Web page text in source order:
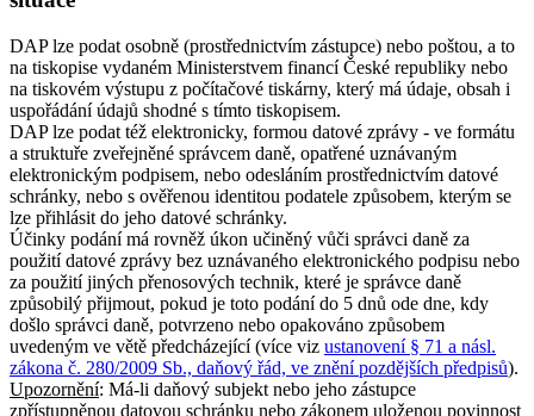
DAP lze podat osobně (prostřednictvím zástupce) nebo poštou, a to
na tiskopise vydaném Ministerstvem financí České republiky nebo
na tiskovém výstupu z počítačové tiskárny, který má údaje, obsah i
uspořádání údajů shodné s tímto tiskopisem.
DAP lze podat též elektronicky, formou datové zprávy - ve formátu
a struktuře zveřejněné správcem daně, opatřené uznávaným
elektronickým podpisem, nebo odesláním prostřednictvím datové
schránky, nebo s ověřenou identitou podatele způsobem, kterým se
lze přihlásit do jeho datové schránky.
Účinky podání má rovněž úkon učiněný vůči správci daně za
použití datové zprávy bez uznávaného elektronického podpisu nebo
za použití jiných přenosových technik, které je správce daně
způsobilý přijmout, pokud je toto podání do 5 dnů ode dne, kdy
došlo správci daně, potvrzeno nebo opakováno způsobem
uvedeným ve větě předcházející (více viz ustanovení § 71 a násl.
zákona č. 280/2009 Sb., daňový řád, ve znění pozdějších předpisů).
Upozornění: Má-li daňový subjekt nebo jeho zástupce
zpřístupněnou datovou schránku nebo zákonem uloženou povinnost